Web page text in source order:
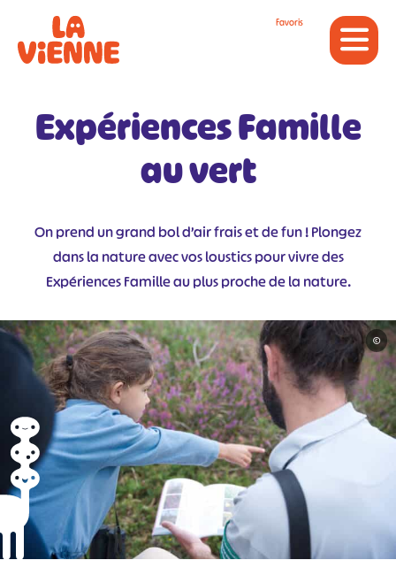
Favoris
Expériences Famille
au vert
On prend un grand bol d’air frais et de fun ! Plongez
dans la nature avec vos loustics pour vivre des
Expériences Famille au plus proche de la nature.
©